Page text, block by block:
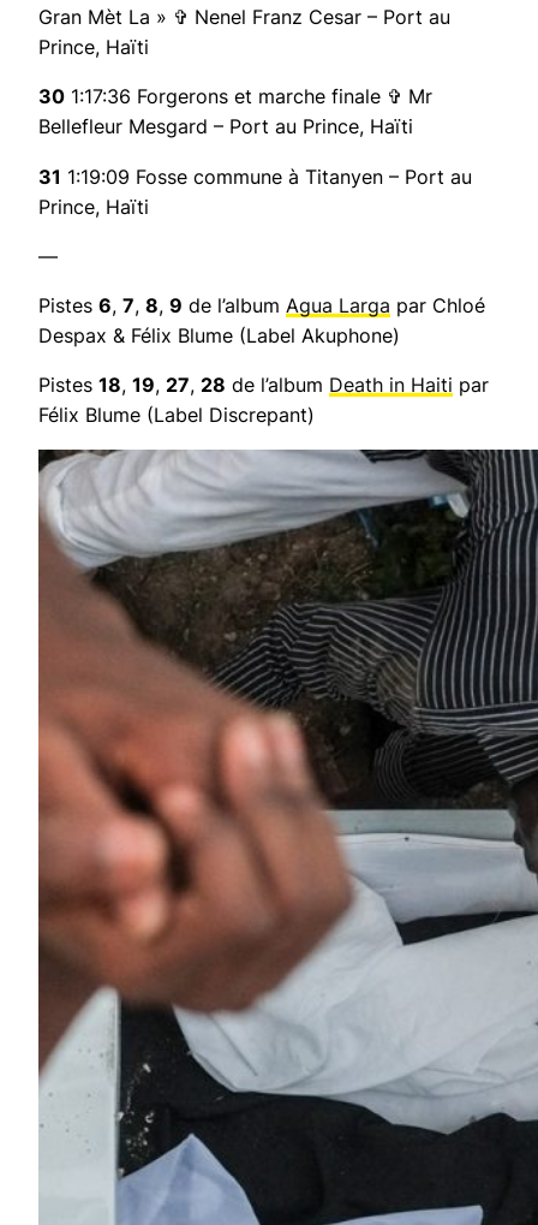
Gran Mèt La » ✞ Nenel Franz Cesar – Port au
Prince, Haïti
30 1:17:36 Forgerons et marche finale ✞ Mr
Bellefleur Mesgard – Port au Prince, Haïti
31 1:19:09 Fosse commune à Titanyen – Port au
Prince, Haïti
—
Pistes 6, 7, 8, 9 de l’album Agua Larga par Chloé
Despax & Félix Blume (Label Akuphone)
Pistes 18, 19, 27, 28 de l’album Death in Haiti par
Félix Blume (Label Discrepant)